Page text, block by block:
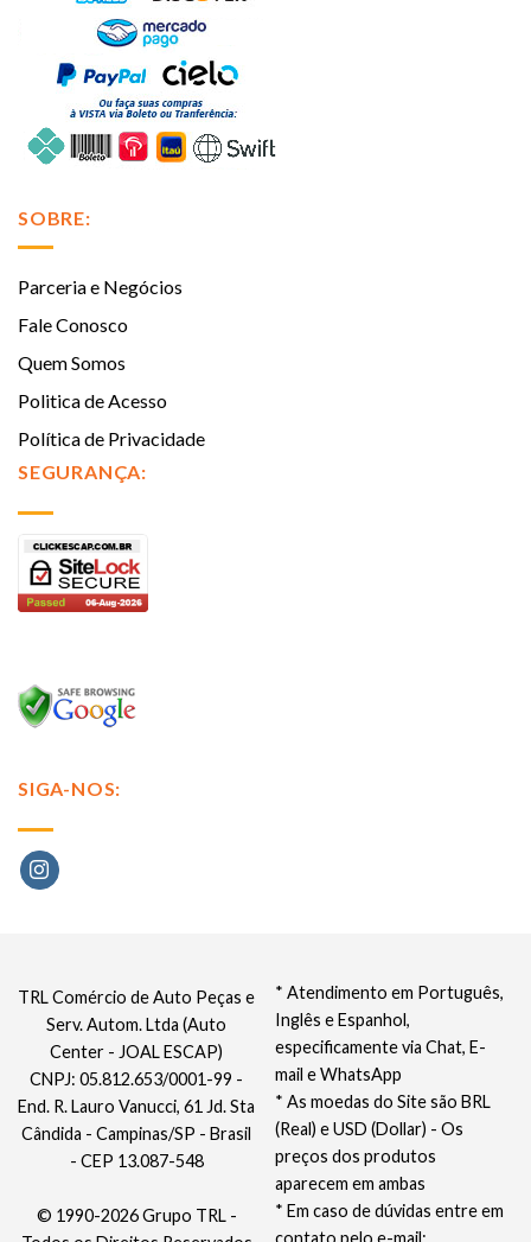
SOBRE:
Parceria e Negócios
Fale Conosco
Quem Somos
Politica de Acesso
Política de Privacidade
SEGURANÇA:
SIGA-NOS:
* Atendimento em Português,
Inglês e Espanhol,
especificamente via Chat, E-
mail e WhatsApp
* As moedas do Site são BRL
(Real) e USD (Dollar) - Os
preços dos produtos
aparecem em ambas
* Em caso de dúvidas entre em
contato pelo e-mail:
TRL Comércio de Auto Peças e
Serv. Autom. Ltda (Auto
Center - JOAL ESCAP)
CNPJ: 05.812.653/0001-99 -
End. R. Lauro Vanucci, 61 Jd. Sta
Cândida - Campinas/SP - Brasil
- CEP 13.087-548
© 1990-2026 Grupo TRL -